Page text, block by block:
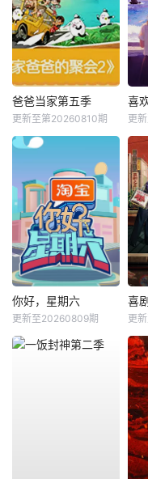
爸爸当家第五季
更新至第20260810期
喜
更
你好，星期六
更新至20260809期 更